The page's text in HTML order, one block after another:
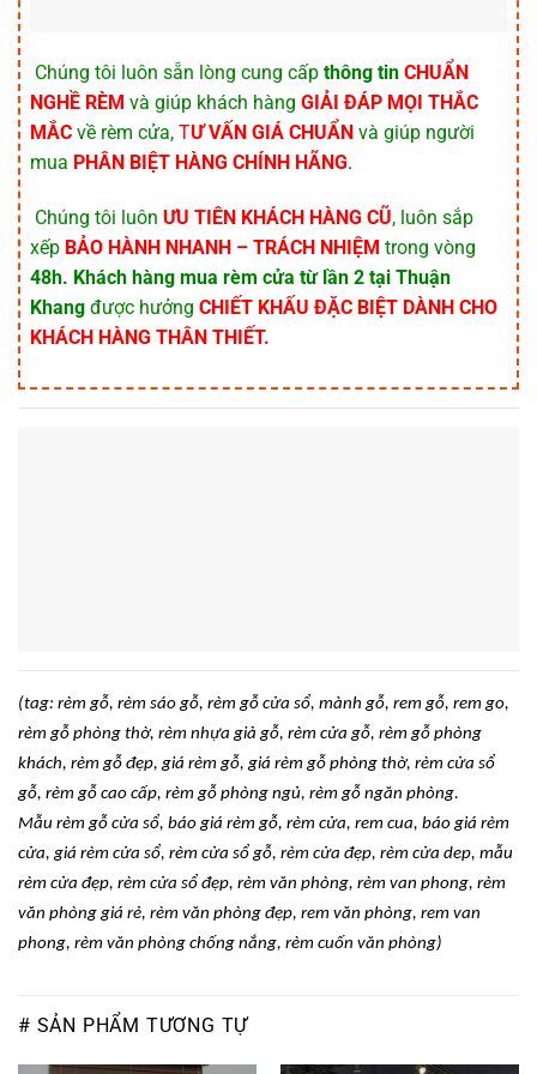
️ Chúng tôi luôn sẵn lòng cung cấp thông tin CHUẨN
NGHỀ RÈM và giúp khách hàng GIẢI ĐÁP MỌI THẮC
MẮC về rèm cửa, TƯ VẤN GIÁ CHUẨN và giúp người
mua PHÂN BIỆT HÀNG CHÍNH HÃNG.
️ Chúng tôi luôn ƯU TIÊN KHÁCH HÀNG CŨ, luôn sắp
xếp BẢO HÀNH NHANH – TRÁCH NHIỆM trong vòng
48h. Khách hàng mua rèm cửa từ lần 2 tại Thuận
Khang được hưởng CHIẾT KHẤU ĐẶC BIỆT DÀNH CHO
KHÁCH HÀNG THÂN THIẾT.
(tag: rèm gỗ, rèm sáo gỗ, rèm gỗ cửa sổ, mành gỗ, rem gỗ, rem go,
rèm gỗ phòng thờ, rèm nhựa giả gỗ, rèm cửa gỗ, rèm gỗ phòng
khách, rèm gỗ đẹp, giá rèm gỗ, giá rèm gỗ phòng thờ, rèm cửa sổ
gỗ, rèm gỗ cao cấp, rèm gỗ phòng ngủ, rèm gỗ ngăn phòng.
Mẫu rèm gỗ cửa sổ, báo giá rèm gỗ, rèm cửa, rem cua, báo giá rèm
cửa, giá rèm cửa sổ, rèm cửa sổ gỗ, rèm cửa đẹp, rèm cửa dep, mẫu
rèm cửa đẹp, rèm cửa sổ đẹp, rèm văn phòng, rèm van phong, rèm
văn phòng giá rẻ, rèm văn phòng đẹp, rem văn phòng, rem van
phong, rèm văn phòng chống nắng, rèm cuốn văn phòng)
# SẢN PHẨM TƯƠNG TỰ